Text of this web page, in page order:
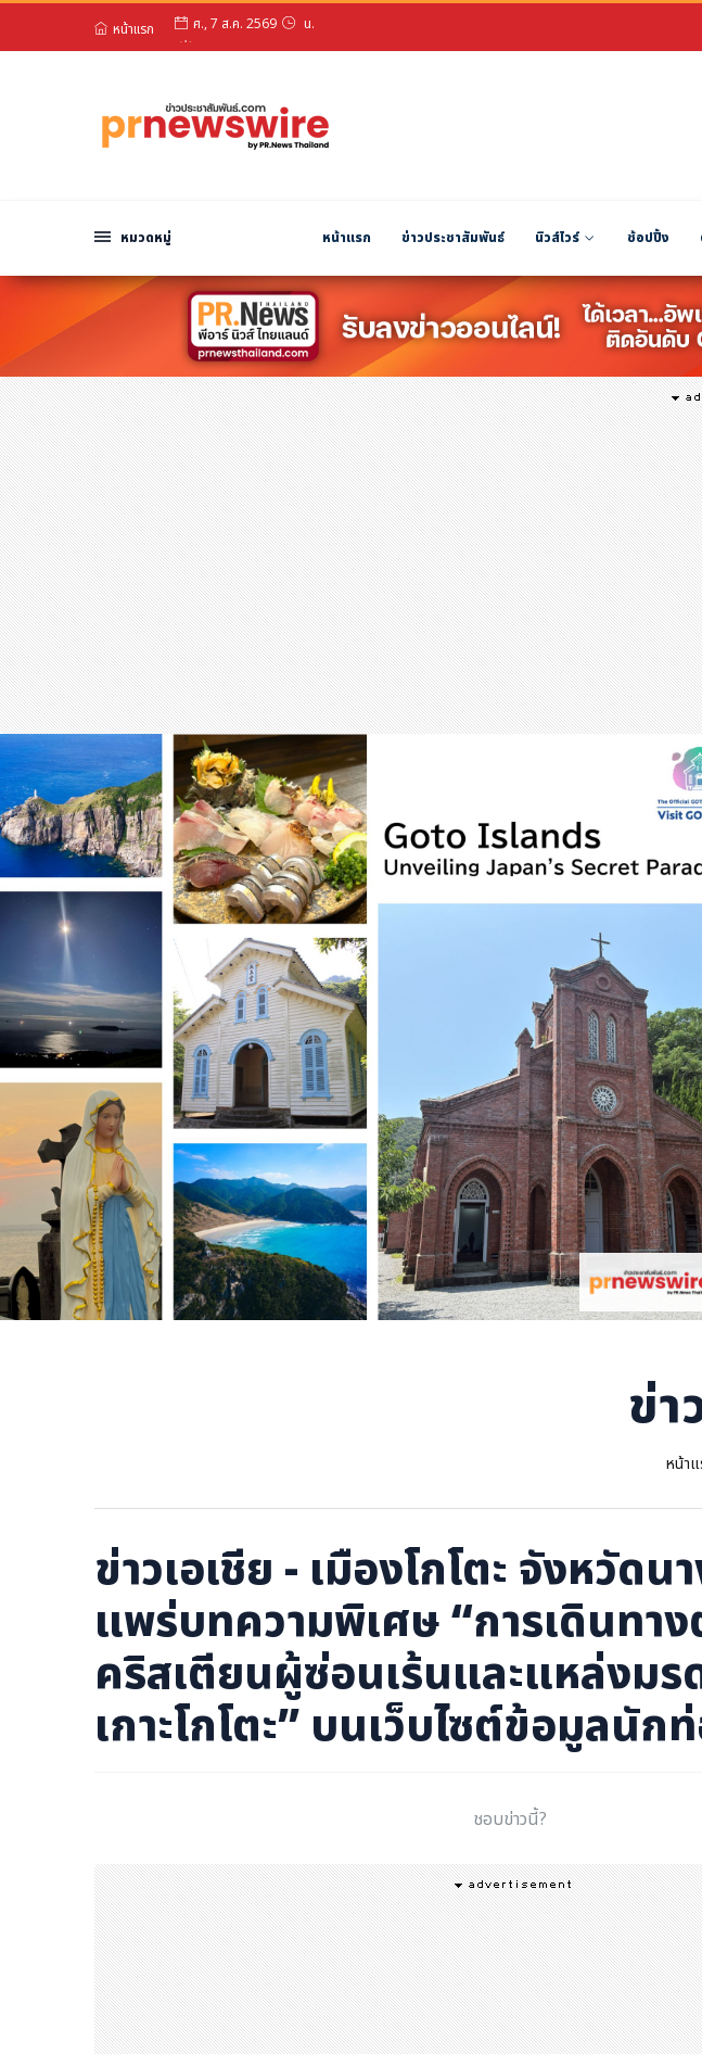
หมวดหมู่
สินค้า, บริการ
บันเทิง
นักแสดง, นักร้อง, โมเดล
อินฟลูเอนเซอร์
ไลฟ์สไตล์
ความงาม
แฟชั่น
สุขภาพ
กีฬา
อาหาร, เครื่องดื่ม
ท่องเที่ยว
โรงแรม, ที่พัก
บ้าน, คอนโด, อสังหาฯ
ประกัน
สัตว์เลี้ยง
ไอที
โทรศัพท์มือถือ
เอไอ
การศึกษา
ศิลปะ, วัฒนธรรม
ศาสนา
การเมือง
ราชการ, รัฐวิสาหกิจ
ธุรกิจ, สังคม
เศรษฐกิจ, การเงิน
การเกษตร
พลังงาน, สิ่งแวดล้อม
ยานยนต์
ขนส่ง
การงาน, อาชีพ
กิจกรรม
หน้าแรก
สวัสดียามเย็น!
ศ., 7 ส.ค. 2569
น.
หมวดหมู่ หน้าแรก ข่าวประชาสัมพันธ์ นิวส์ไวร์ ช้อปปิ้ง
ข่า
หน้า
ข่าวเอเชีย - เมืองโกโตะ จังหวัดน
แพร่บทความพิเศษ “การเดินทา
คริสเตียนผู้ซ่อนเร้นและแหล่งมร
เกาะโกโตะ” บนเว็บไซต์ข้อมูลนัก
ชอบข่าวนี้?